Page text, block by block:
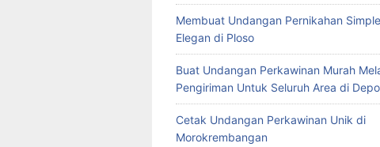
Membuat Undangan Pernikahan
Elegan di Ploso
Buat Undangan Perkawinan Murah
Pengiriman Untuk Seluruh Area di
Cetak Undangan Perkawinan Unik di
Morokrembangan